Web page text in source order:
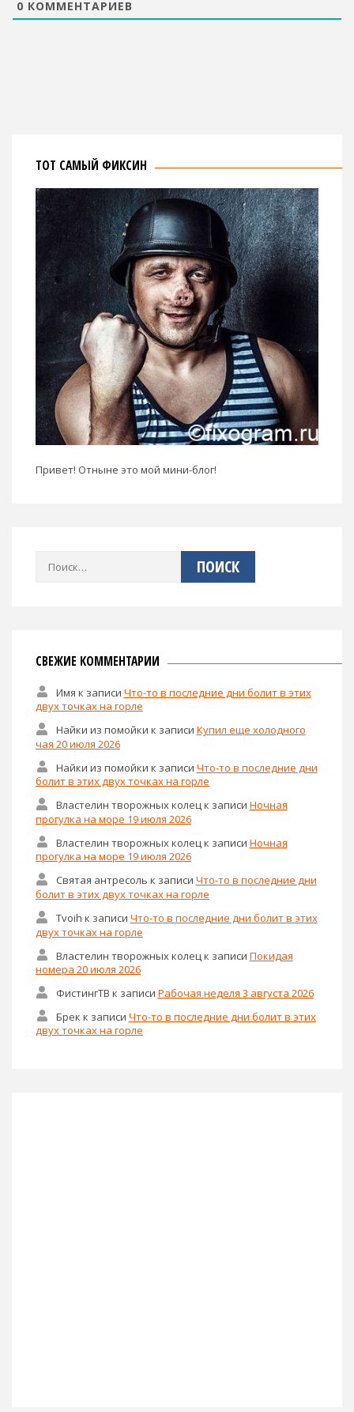
0 КОММЕНТАРИЕВ
ТОТ САМЫЙ ФИКСИН
Привет! Отныне это мой мини-блог!
СВЕЖИЕ КОММЕНТАРИИ
Имя к записи Что-то в последние дни болит в этих
двух точках на горле
Найки из помойки к записи Купил еще холодного
чая 20 июля 2026
Найки из помойки к записи Что-то в последние дни
болит в этих двух точках на горле
Властелин творожных колецк записи Ночная
прогулка на море 19 июля 2026
Властелин творожных колец к записи Ночная
прогулка на море 19 июля 2026
Святая антресоль к записи Что-то в последние дни
болит в этих двух точках на горле
Tvoih к записи Что-то в последние дни болит в этих
двух точках на горле
Властелин творожных колец к записи Покидая
номера 20 июля 2026
ФистингТВ к записи Рабочая неделя 3 августа 2026
Брек к записи Что-то в последние дни болит в этих
двух точках на горле